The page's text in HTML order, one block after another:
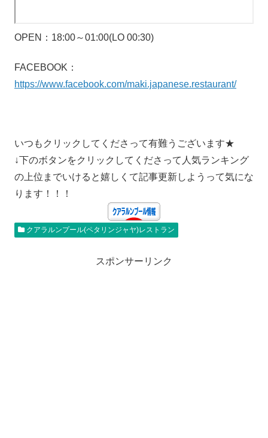
OPEN：18:00～01:00(LO 00:30)
FACEBOOK：
https://www.facebook.com/maki.japanese.restaurant/
いつもクリックしてくださって有難うございます★
↓下のボタンをクリックしてくださって人気ランキング
の上位までいけると嬉しくて記事更新しようって気にな
ります！！！
クアラルンプール(ペタリンジャヤ)レストラン
スポンサーリンク